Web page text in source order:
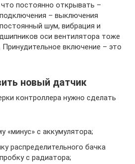
постоянно открывать –
– выключения
шум, вибрация и
оси вентилятора тоже
Принудительное включение – это
новый датчик
контроллера нужно сделать
«минус» с аккумулятора;
распределительного бачка
с радиатора;